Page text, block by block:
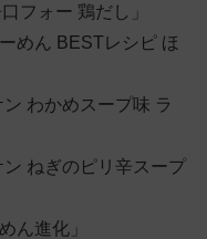
フォー 鶏だし」
めん BESTレシピ ほ
わかめスープ味 ラ
ねぎのピリ辛スープ
ん進化」